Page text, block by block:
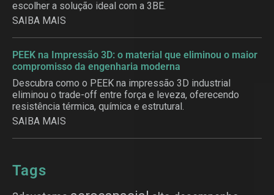
escolher a solução ideal com a 3BE.
SAIBA MAIS
PEEK na Impressão 3D: o material que eliminou o maior
compromisso da engenharia moderna
Descubra como o PEEK na impressão 3D industrial
eliminou o trade-off entre força e leveza, oferecendo
resistência térmica, química e estrutural.
SAIBA MAIS
Tags